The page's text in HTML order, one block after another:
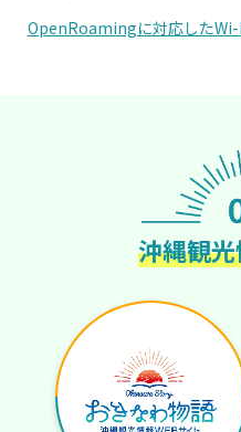
OpenRoamingに対応したWi-
沖縄観